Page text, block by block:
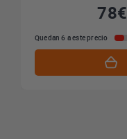
78€
Quedan 6 a este precio